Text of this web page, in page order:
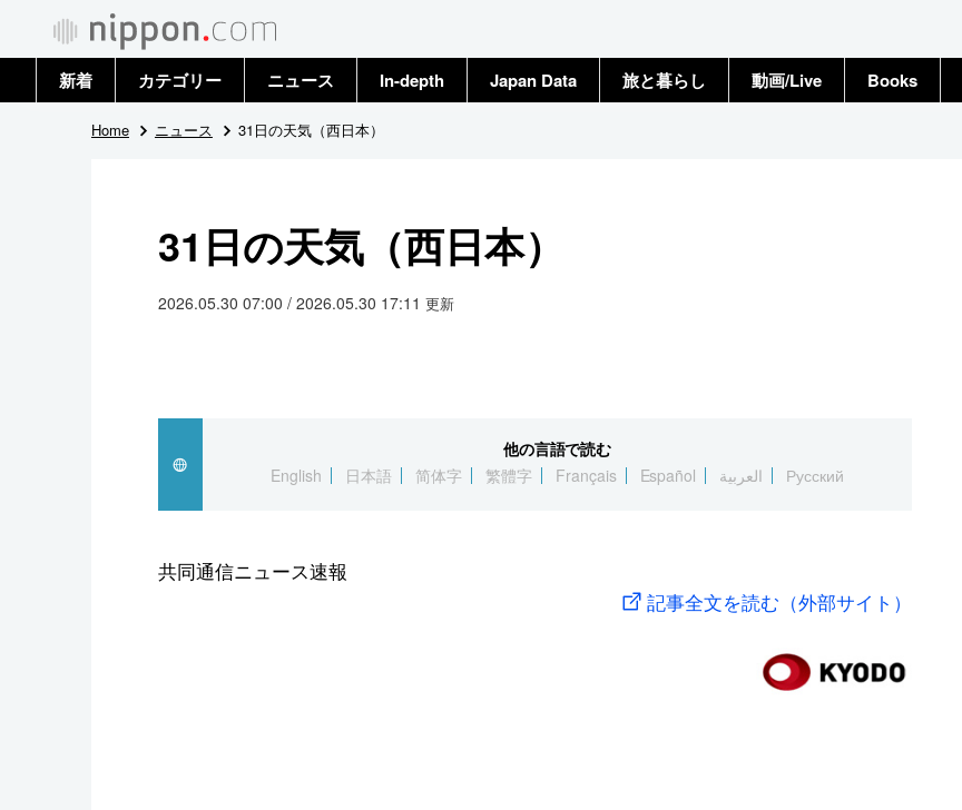
新着 カテゴリー
政治・外交
国際
社会
科学・技術
暮らし
ニュース
トップ
In-depth Japan Data 旅と暮らし 動画/Live Books
Home ニュース 31日の天気（西日本）
31日の天気（西日本）
2026.05.30 07:00 / 2026.05.30 17:11 更新
他の言語で読む
English
日本語 简体字 繁體字 Français Español العربية Русский
共同通信ニュース速報
記事全文を読む（外部サイト）